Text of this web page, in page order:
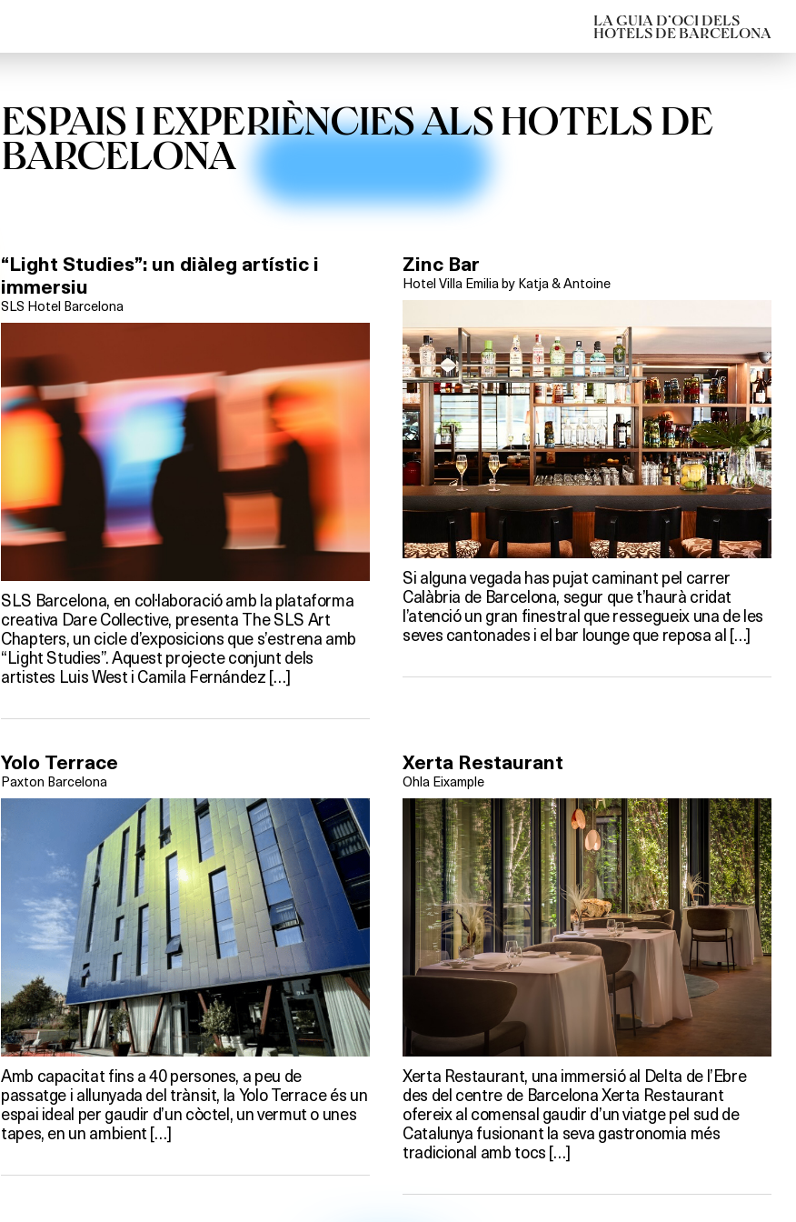
LA GUIA D’OCI DELS
HOTELS DE BARCELONA
ESPAIS I EXPERIÈNCIES ALS HOTELS DE
BARCELONA
“Light Studies”: un diàleg artístic i
immersiu
SLS Hotel Barcelona
SLS Barcelona, en col·laboració amb la plataforma
creativa Dare Collective, presenta The SLS Art
Chapters, un cicle d’exposicions que s’estrena amb
“Light Studies”. Aquest projecte conjunt dels
artistes Luis West i Camila Fernández […]
Zinc Bar
Hotel Villa Emilia by Katja & Antoine
Si alguna vegada has pujat caminant pel carrer
Calàbria de Barcelona, segur que t’haurà cridat
l’atenció un gran finestral que ressegueix una de les
seves cantonades i el bar lounge que reposa al […]
Yolo Terrace
Paxton Barcelona
Amb capacitat fins a 40 persones, a peu de
passatge i allunyada del trànsit, la Yolo Terrace és un
espai ideal per gaudir d’un còctel, un vermut o unes
tapes, en un ambient […]
Xerta Restaurant
Ohla Eixample
Xerta Restaurant, una immersió al Delta de l’Ebre
des del centre de Barcelona Xerta Restaurant
ofereix al comensal gaudir d’un viatge pel sud de
Catalunya fusionant la seva gastronomia més
tradicional amb tocs […]